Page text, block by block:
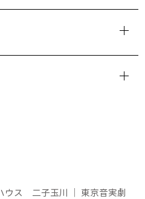
ウス 二子玉川 ｜ 東京音実劇